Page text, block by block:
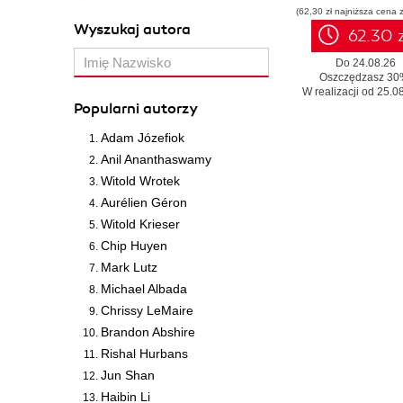
Wyszukaj autora
Popularni autorzy
Adam Józefiok
Anil Ananthaswamy
Witold Wrotek
Aurélien Géron
Witold Krieser
Chip Huyen
Mark Lutz
Michael Albada
Chrissy LeMaire
Brandon Abshire
Rishal Hurbans
Jun Shan
Haibin Li
(62,30 zł najniższa cena
62.30
Do 24.08.26
Oszczędzasz
W realizacji od